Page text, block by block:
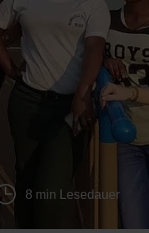
8 min Lesedauer